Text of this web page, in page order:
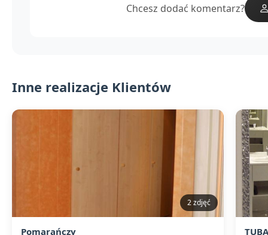
Chcesz dodać komentarz?
Inne realizacje Klientów
2 zdjęć
Pomarańczy